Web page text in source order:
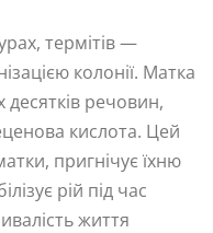
термітів —
колонії. Матка
десятків речовин,
кислота. Цей
пригнічує їхню
рій під час
життя